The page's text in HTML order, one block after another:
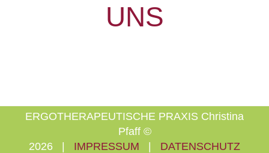
UNS
ERGOTHERAPEUTISCHE PRAXIS Christina
Pfaff ©
2026 | IMPRESSUM | DATENSCHUTZ